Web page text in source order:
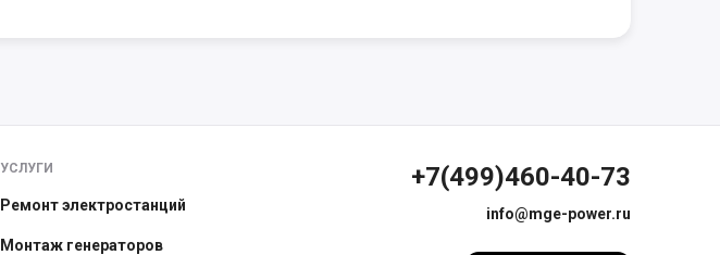
УСЛУГИ
Ремонт электростанций
Монтаж генераторов
+7(499)460-40-73
info@mge-power.ru